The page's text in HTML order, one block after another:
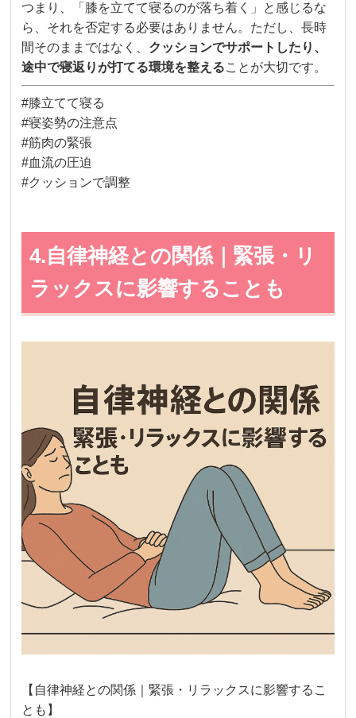
つまり、「膝を立てて寝るのが落ち着く」と感じるな
ら、それを否定する必要はありません。ただし、長時
間そのままではなく、 クッションでサポートしたり、
途中で寝返りが打てる環境を整えることが大切です。
#膝立てて寝る
#寝姿勢の注意点
#筋肉の緊張
#血流の圧迫
#クッションで調整
4.自律神経との関係｜緊張・リ
ラックスに影響することも
【自律神経との関係｜緊張・リラックスに影響するこ
とも】